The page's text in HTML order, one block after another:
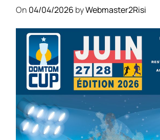
On 04/04/2026 byWebmaster2Risi